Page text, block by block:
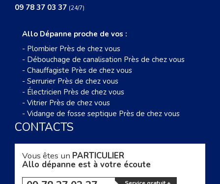
09 78 37 03 37 (24/7)
Allo Dépanne proche de vos :
- Plombier Près de chez vous
- Débouchage de canalisation Près de chez vous
- Chauffagiste Près de chez vous
- Serrurier Près de chez vous
- Électricien Près de chez vous
- Vitrier Près de chez vous
- Vidange de fosse septique Près de chez vous
CONTACTS
Vous êtes un PARTICULIER
Allo dépanne est à votre écoute